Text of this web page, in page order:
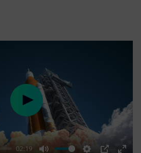
02:19
Play